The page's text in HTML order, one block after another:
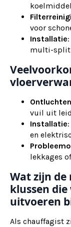
voor
Installatie
multi-split
vuil uit
Installatie
en
lekkages
Wat zijn
klussen
uitvoeren
Als chauffagist